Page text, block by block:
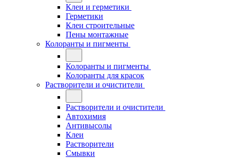
Клеи и герметики
Герметики
Клеи строительные
Пены монтажные
Колоранты и пигменты
Колоранты и пигменты
Колоранты для красок
Растворители и очистители
Растворители и очистители
Автохимия
Антивысолы
Клеи
Растворители
Смывки